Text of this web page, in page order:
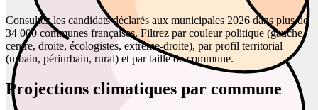
Consultez les candidats déclarés aux municipales 2026 dans plus de
34 000 communes françaises. Filtrez par couleur politique (gauche,
centre, droite, écologistes, extrême-droite), par profil territorial
(urbain, périurbain, rural) et par taille de commune.
Projections climatiques par commune